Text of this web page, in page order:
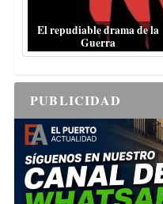
El repudiable drama de la
Guerra
PUBLICIDAD